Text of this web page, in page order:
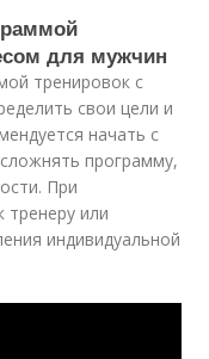
для мужчин
тренировок с
свои цели и
начать с
программу,
При
или
индивидуальной